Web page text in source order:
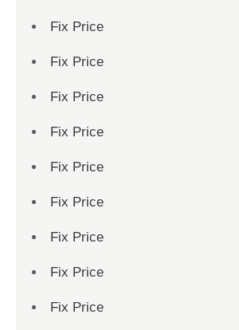
Fix Price
Fix Price
Fix Price
Fix Price
Fix Price
Fix Price
Fix Price
Fix Price
Fix Price